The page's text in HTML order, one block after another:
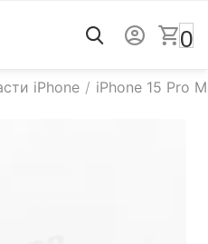
0
iPhone / iPhone 15 Pro